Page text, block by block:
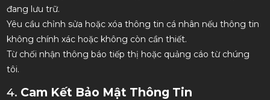
đang lưu trữ.
Yêu cầu chỉnh sửa hoặc xóa thông tin cá nhân nếu thông tin
không chính xác hoặc không còn cần thiết.
Từ chối nhận thông báo tiếp thị hoặc quảng cáo từ chúng
tôi.
4. Cam Kết Bảo Mật Thông Tin